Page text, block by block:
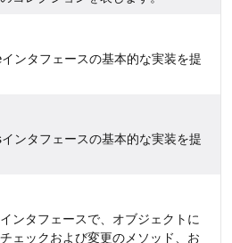
インタフェースの基本的な実装を提
ンタフェースの基本的な実装を提
ンタフェースで、オブジェクトに
ェックおよび変更のメソッド、お